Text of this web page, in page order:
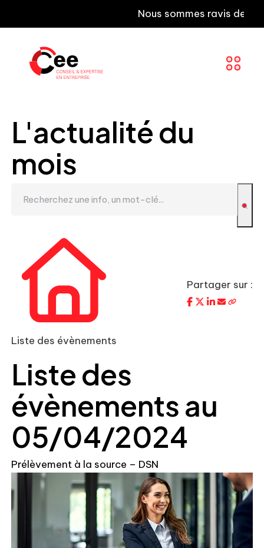
Nous sommes ravis de
L'actualité du
mois
Liste des évènements
Partager sur :
Liste des
évènements au
05/04/2024
Prélèvement à la source – DSN